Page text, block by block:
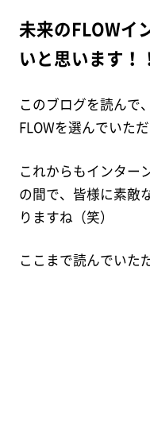
未来のFLOWイ
いと思います！
このブログを読んで
FLOWを選んでいた
これからもインター
の間で、皆様に素敵
りますね（笑）
ここまで読んでいた